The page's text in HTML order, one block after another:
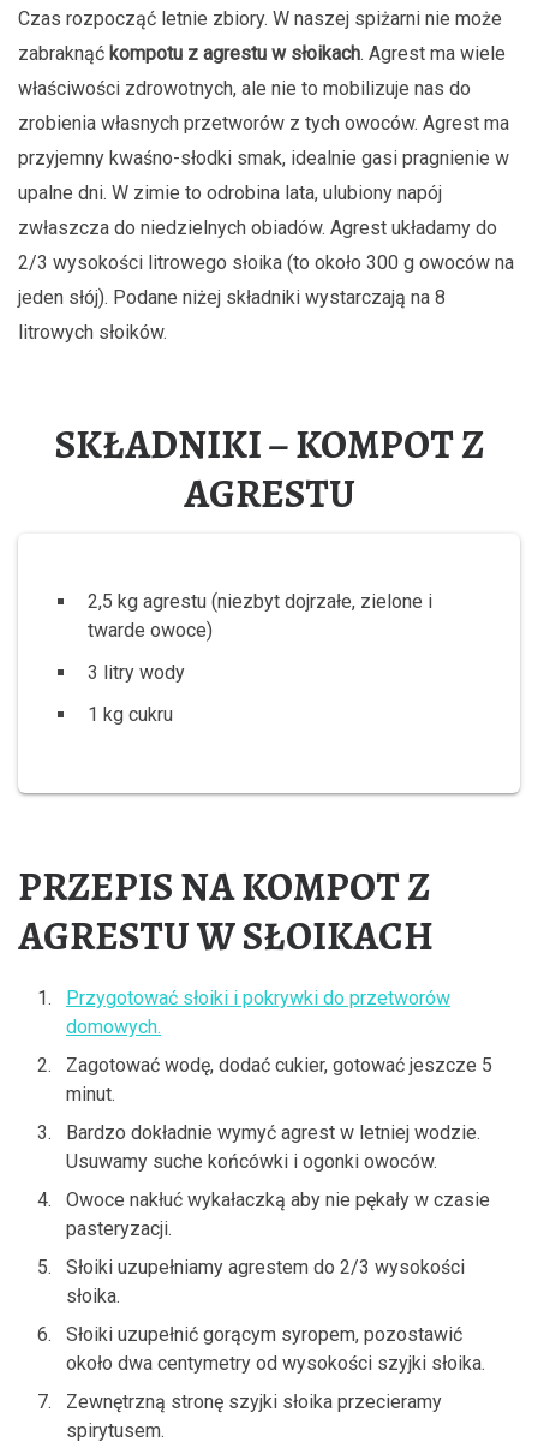
Czas rozpocząć letnie zbiory. W naszej spiżarni nie może
zabraknąć kompotu z agrestu w słoikach. Agrest ma wiele
właściwości zdrowotnych, ale nie to mobilizuje nas do
zrobienia własnych przetworów z tych owoców. Agrest ma
przyjemny kwaśno-słodki smak, idealnie gasi pragnienie w
upalne dni. W zimie to odrobina lata, ulubiony napój
zwłaszcza do niedzielnych obiadów. Agrest układamy do
2/3 wysokości litrowego słoika (to około 300 g owoców na
jeden słój). Podane niżej składniki wystarczają na 8
litrowych słoików.
SKŁADNIKI – KOMPOT Z
AGRESTU
2,5 kg agrestu (niezbyt dojrzałe, zielone i
twarde owoce)
3 litry wody
1 kg cukru
PRZEPIS NA KOMPOT Z
AGRESTU W SŁOIKACH
Przygotować słoiki i pokrywki do przetworów
domowych.
Zagotować wodę, dodać cukier, gotować jeszcze 5
minut.
Bardzo dokładnie wymyć agrest w letniej wodzie.
Usuwamy suche końcówki i ogonki owoców.
Owoce nakłuć wykałaczką aby nie pękały w czasie
pasteryzacji.
Słoiki uzupełniamy agrestem do 2/3 wysokości
słoika.
Słoiki uzupełnić gorącym syropem, pozostawić
około dwa centymetry od wysokości szyjki słoika.
Zewnętrzną stronę szyjki słoika przecieramy
spirytusem.